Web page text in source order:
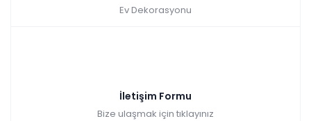
Ev Dekorasyonu
İletişim Formu
Bize ulaşmak için tıklayınız